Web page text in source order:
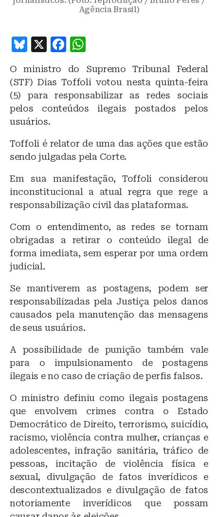
Agência Brasil)
B
e
s
k
y
X
F
c
e
b
o
k
at
s
A
p
O ministro do Supremo Tribunal Federal
(STF) Dias Toffoli votou nesta quinta-feira
(5) para responsabilizar as redes sociais
pelos conteúdos ilegais postados pelos
usuários.
Toffoli é relator de uma das ações que estão
sendo julgadas pela Corte.
Em sua manifestação, Toffoli considerou
inconstitucional a atual regra que rege a
responsabilização civil das plataformas.
Com o entendimento, as redes se tornam
obrigadas a retirar o conteúdo ilegal de
forma imediata, sem esperar por uma ordem
judicial.
Se mantiverem as postagens, podem ser
responsabilizadas pela Justiça pelos danos
causados pela manutenção das mensagens
de seus usuários.
A possibilidade de punição também vale
para o impulsionamento de postagens
ilegais e no caso de criação de perfis falsos.
O ministro definiu como ilegais postagens
que envolvem crimes contra o Estado
Democrático de Direito, terrorismo, suicídio,
racismo, violência contra mulher, crianças e
adolescentes, infração sanitária, tráfico de
pessoas, incitação de violência física e
sexual, divulgação de fatos inverídicos e
descontextualizados e divulgação de fatos
notoriamente inverídicos que possam